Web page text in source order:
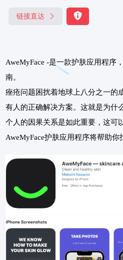
链接直达
AweMyFace -是一款护肤应用程序
南。
痤疮问题困扰着地球上八分之一的
有人的正确解决方案。这就是为什
个人的因果关系是如此重要，这可
AweMyFace护肤应用程序将帮助你